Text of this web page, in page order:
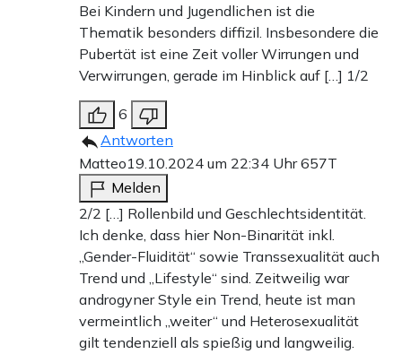
Bei Kindern und Jugendlichen ist die
Thematik besonders diffizil. Insbesondere die
Pubertät ist eine Zeit voller Wirrungen und
Verwirrungen, gerade im Hinblick auf […] 1/2
6
Antworten
Matteo19.10.2024 um 22:34 Uhr657T
Melden
2/2 […] Rollenbild und Geschlechtsidentität.
Ich denke, dass hier Non-Binarität inkl.
„Gender-Fluidität“ sowie Transsexualität auch
Trend und „Lifestyle“ sind. Zeitweilig war
androgyner Style ein Trend, heute ist man
vermeintlich „weiter“ und Heterosexualität
gilt tendenziell als spießig und langweilig.